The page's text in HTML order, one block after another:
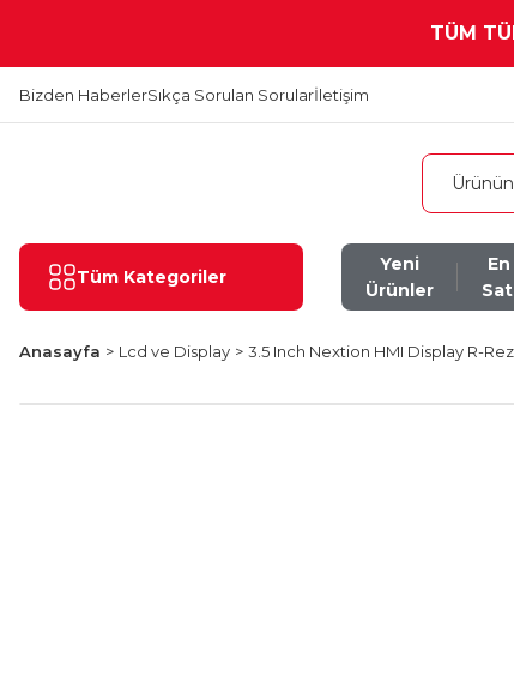
TÜM
Bizden HaberlerSıkça Sorulan Sorularİletişim
Tüm Kategoriler
Yeni
Ürünler
Anasayfa Lcd ve Display 3.5 Inch Nextion HMI Display R-